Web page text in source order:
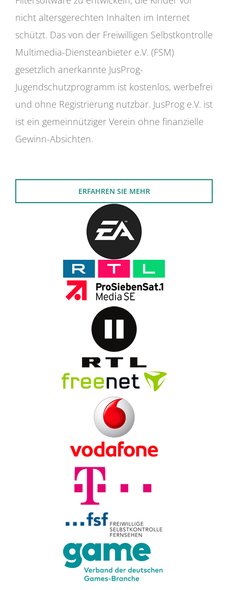
nicht altersgerechten Inhalten im Internet
schützt. Das von der Freiwilligen Selbstkontrolle
Multimedia-Diensteanbieter e.V. (FSM)
gesetzlich anerkannte JusProg-
Jugendschutzprogramm ist kostenlos, werbefrei
und ohne Registrierung nutzbar. JusProg e.V. ist
ist ein gemeinnütziger Verein ohne finanzielle
Gewinn-Absichten.
ERFAHREN SIE MEHR